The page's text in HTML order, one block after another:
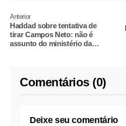
Anterior
Haddad sobre tentativa de
tirar Campos Neto: não é
assunto do ministério da
Comentários (0)
Deixe seu comentário